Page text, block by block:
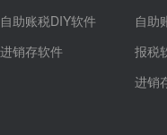
自助账税DIY软件
进销存软件
自助
报税
进销